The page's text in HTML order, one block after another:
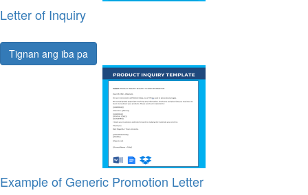
Letter of Inquiry
Tignan ang iba pa
Example of Generic Promotion Letter